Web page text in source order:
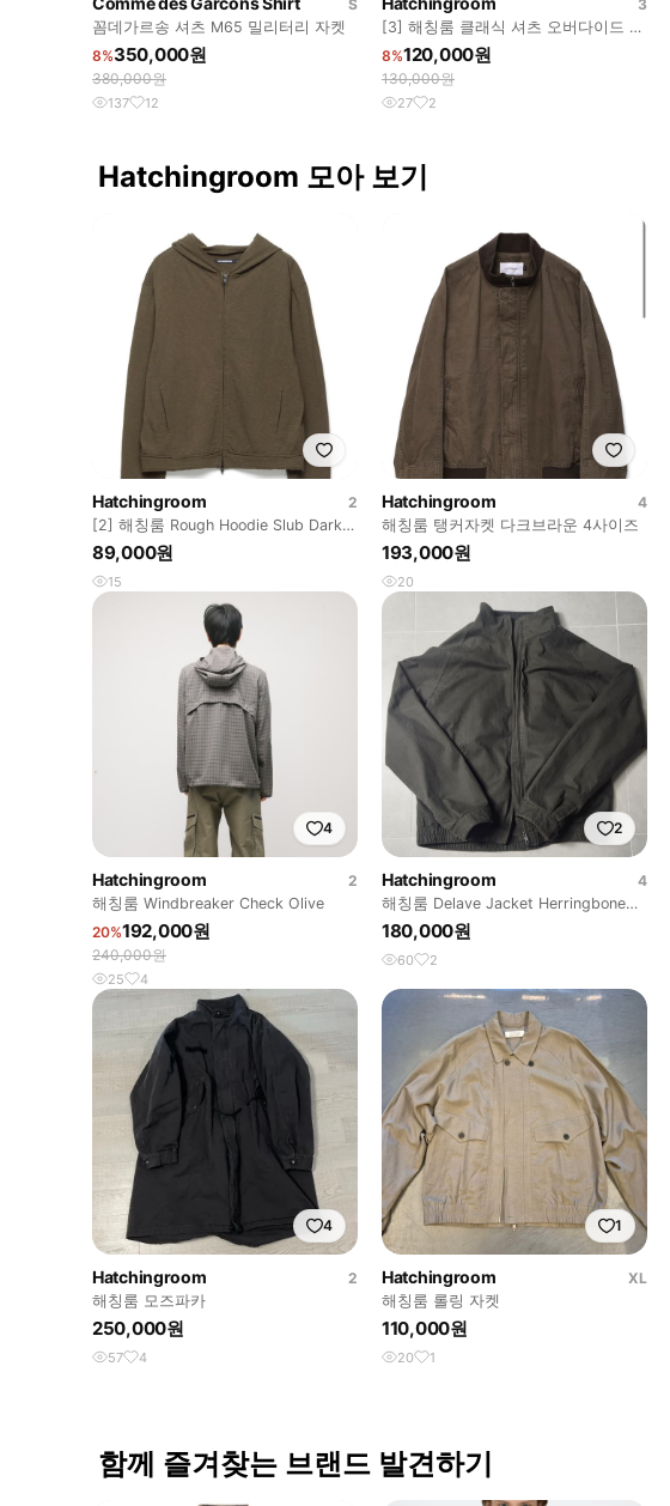
S
꼼데가르송 셔츠 M65 밀리터리 자켓
8%350,000원
380,000원
137 12
3
[3] 해칭룸 클래식 셔츠 오버다이드 체
크 차콜 1/2
8%120,000원
130,000원
27 2
Hatchingroom 모아 보기
Hatchingroom
2
[2] 해칭룸 Rough Hoodie Slub Dark
Khaki
89,000원
15
Hatchingroom
4
해칭룸 탱커자켓 다크브라운 4사이즈
193,000원
20
4
Hatchingroom
2
해칭룸 Windbreaker Check Olive
20%192,000원
240,000원
25 4
2
Hatchingroom
4
해칭룸 Delave Jacket Herringbone
Brown 4
180,000원
60 2
4
Hatchingroom
2
해칭룸 모즈파카
250,000원
57 4
1
Hatchingroom
XL
해칭룸 롤링 자켓
110,000원
20 1
함께 즐겨찾는 브랜드 발견하기